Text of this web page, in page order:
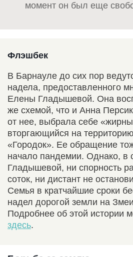
момент он был еще
Флэшбек
В Барнауле до сих пор
надела, предоставленного
Елены Гладышевой. Она
же схемой, что и Анна
от нее, выбрала себе
вторгающийся на
«Городок». Ее обращение
начало пандемии. Однако, в
Гладышевой, ни спорность
соток, ни дистант не
Семья в кратчайшие сроки
надел дорогой земли на
Подробнее об этой истории
здесь.